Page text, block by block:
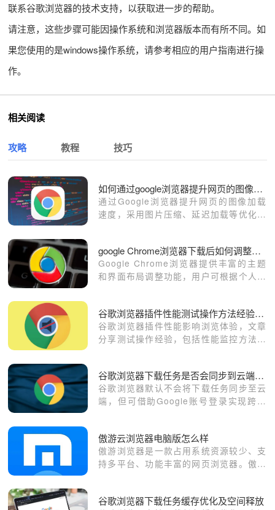
联系谷歌浏览器的技术支持，以获取进一步的帮助。
请注意，这些步骤可能因操作系统和浏览器版本而有所不同。如
果您使用的是windows操作系统，请参考相应的用户指南进行操
作。
相关阅读
攻略 教程 技巧
如何通过google浏览器提升网页的图像加载速度
通过Google浏览器提升网页的图像加载
速度，采用图片压缩、延迟加载等优化方
google Chrome浏览器下载后如何调整浏览器主题和界面布局
Google Chrome浏览器提供丰富的主题
和界面布局调整功能，用户可根据个人偏
谷歌浏览器插件性能测试操作方法经验分享
谷歌浏览器插件性能影响浏览体验，文章
分享测试操作经验，包括性能监控方法、
谷歌浏览器下载任务是否会同步到云端账号
谷歌浏览器默认不会将下载任务同步至云
端，但可借助Google账号登录实现跨设
傲游云浏览器电脑版怎么样
傲游浏览器是一款占用系统资源较少、支
持多平台、功能丰富的网页浏览器。傲游
可根据自己需求在菜单中随时随地切换自
谷歌浏览器下载任务缓存优化及空间释放